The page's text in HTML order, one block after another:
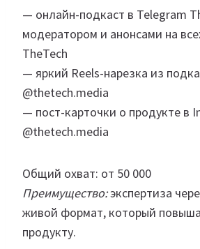
— онлайн-подкаст в Telegram
модератором и анонсами на
TheTech
— яркий Reels-нарезка из
@thetech.media
— пост-карточки о продукте в
@thetech.media
Общий охват: от 50 000
Преимущество:экспертиза
живой формат, который
продукту.